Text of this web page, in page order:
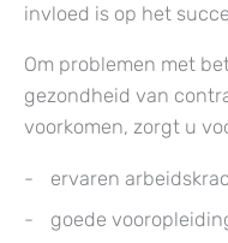
invloed is op het
Om problemen met
gezondheid van
voorkomen, zorgt u
ervaren
goede